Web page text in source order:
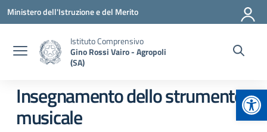
Vai ai contenuti
Vai al menu di navigazione
Vai al footer
Ministero dell'Istruzione e del Merito
Istituto Comprensivo
Gino Rossi Vairo - Agropoli
(SA)
Insegnamento dello strumento
musicale